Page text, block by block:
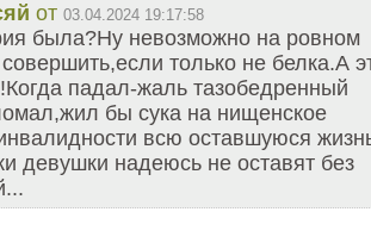
от 03.04.2024 19:17:58
была?Ну невозможно на ровном
только не белка.А
падал-жаль тазобедренный
бы сука на нищенское
всю оставшуюся
девушки надеюсь не оставят без